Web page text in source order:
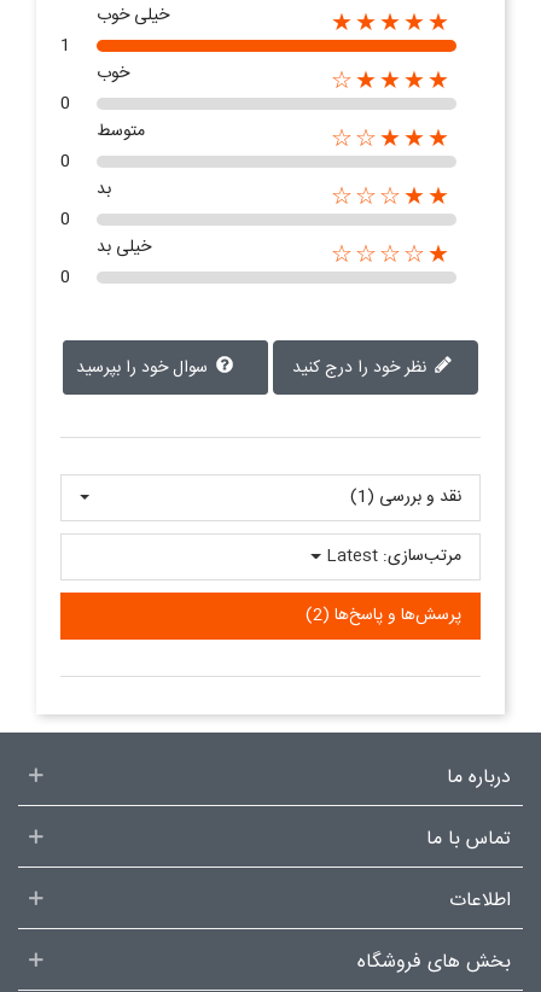
★★★★★
خیلی خوب
1
★★★★☆
خوب
0
★★★☆☆
متوسط
0
★★☆☆☆
بد
0
★☆☆☆☆
خیلی بد
0
سوال خود را بپرسید
نقد و بررسی‌‌ (1)
پرسش‌ها و پاسخ‌ها (2)
مرتب‌سازی: Latest
درباره ما
تماس با ما
اطلاعات
بخش های فروشگاه